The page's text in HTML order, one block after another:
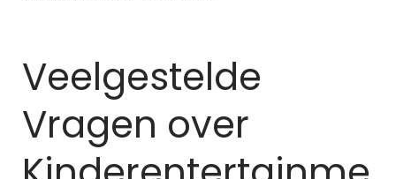
Veelgestelde
Vragen over